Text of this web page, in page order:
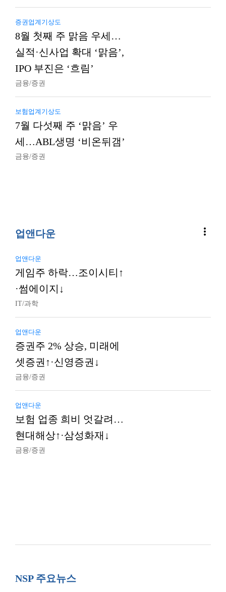
증권업계기상도
8월 첫째 주 맑음 우세…
실적·신사업 확대 ‘맑음’,
IPO 부진은 ‘흐림’
금융/증권
보험업계기상도
7월 다섯째 주 ‘맑음’ 우
세…ABL생명 ‘비온뒤갬’
금융/증권
업앤다운 more_vert
업앤다운
게임주 하락…조이시티↑
·썸에이지↓
IT/과학
업앤다운
증권주 2% 상승, 미래에
셋증권↑·신영증권↓
금융/증권
업앤다운
보험 업종 희비 엇갈려…
현대해상↑·삼성화재↓
금융/증권
NSP 주요뉴스